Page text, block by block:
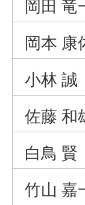
岡田 竜
岡本 康
小林 誠
佐藤 和
白鳥 賢
竹山 嘉